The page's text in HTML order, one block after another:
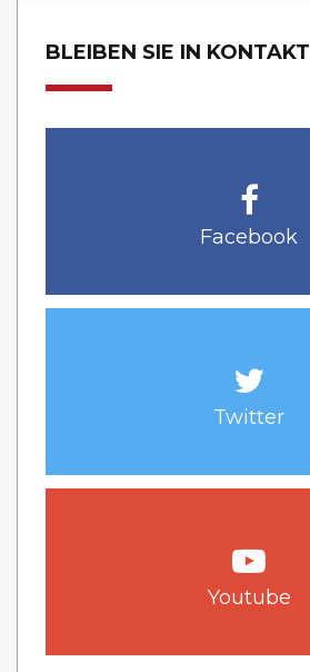
BLEIBEN SIE IN KONTAKT
Facebook
Twitter
Youtube